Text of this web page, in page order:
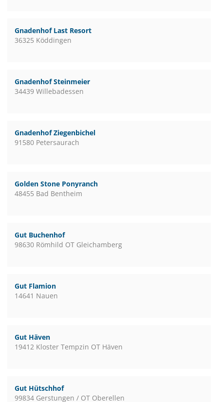
Gnadenhof Last Resort
36325 Köddingen
Gnadenhof Steinmeier
34439 Willebadessen
Gnadenhof Ziegenbichel
91580 Petersaurach
Golden Stone Ponyranch
48455 Bad Bentheim
Gut Buchenhof
98630 Römhild OT Gleichamberg
Gut Flamion
14641 Nauen
Gut Häven
19412 Kloster Tempzin OT Häven
Gut Hütschhof
99834 Gerstungen / OT Oberellen